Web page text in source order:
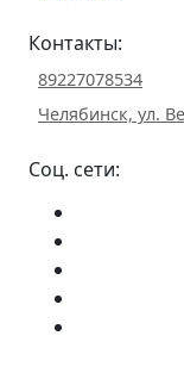
Контакты:
89227078534
Челябинск, ул.
Соц. сети: